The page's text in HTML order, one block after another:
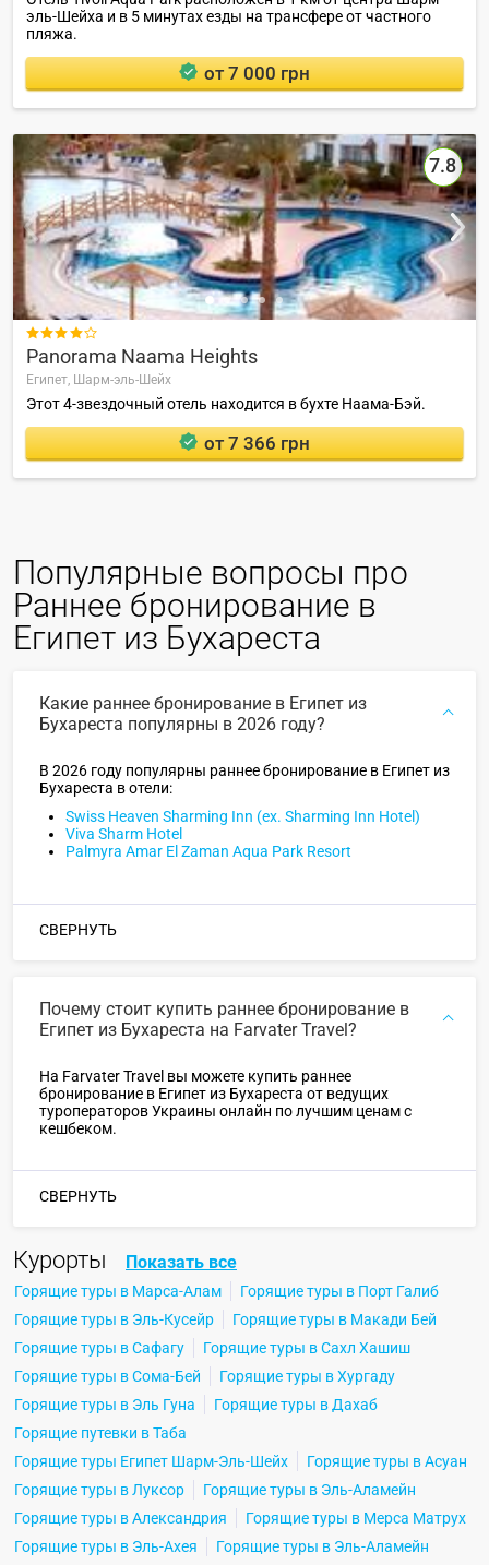
эль-Шейха и в 5 минутах езды на трансфере от частного
пляжа.
от 7 000 грн
7.8

Panorama Naama Heights
Египет, Шарм-эль-Шейх
Этот 4-звездочный отель находится в бухте Наама-Бэй.
от 7 366 грн
Популярные вопросы про
Раннее бронирование в
Египет из Бухареста
Какие раннее бронирование в Египет из
Бухареста популярны в 2026 году?
В 2026 году популярны раннее бронирование в Египет из
Бухареста в отели:
Swiss Heaven Sharming Inn (ex. Sharming Inn Hotel)
Viva Sharm Hotel
Palmyra Amar El Zaman Aqua Park Resort
СВЕРНУТЬ
Почему стоит купить раннее бронирование в
Египет из Бухареста на Farvater Travel?
На Farvater Travel вы можете купить раннее
бронирование в Египет из Бухареста от ведущих
туроператоров Украины онлайн по лучшим ценам с
кешбеком.
СВЕРНУТЬ
Курорты Показать все
Горящие туры в Марса-Алам
Горящие туры в Порт Галиб
Горящие туры в Эль-Кусейр
Горящие туры в Макади Бей
Горящие туры в Сафагу
Горящие туры в Сахл Хашиш
Горящие туры в Сома-Бей
Горящие туры в Хургаду
Горящие туры в Эль Гуна
Горящие туры в Дахаб
Горящие путевки в Таба
Горящие туры Египет Шарм-Эль-Шейх
Горящие туры в Асуан
Горящие туры в Луксор
Горящие туры в Эль-Аламейн
Горящие туры в Александрия
Горящие туры в Мерса Матрух
Горящие туры в Эль-Ахея
Горящие туры в Эль-Аламейн